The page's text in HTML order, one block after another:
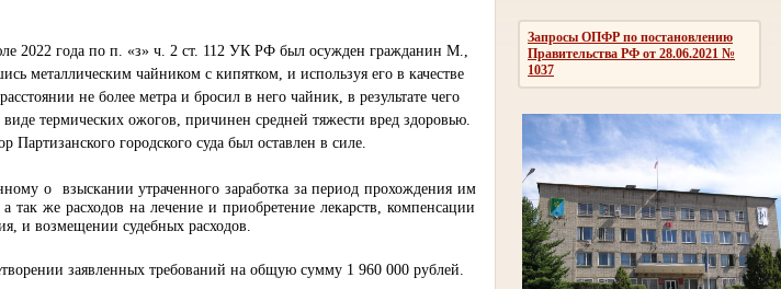
Запросы ОПФР по постановлению
Правительства РФ от 28.06.2021 №
1037
2022 года по п. «з» ч. 2 ст. 112 УК РФ был осужден гражданин М.,
металлическим чайником с кипятком, и используя его в качестве
не более метра и бросил в него чайник, в результате чего
термических ожогов, причинен средней тяжести вред здоровью.
городского суда был оставлен в силе.
о
взыскании утраченного заработка за период прохождения им
так же расходов на лечение и приобретение лекарств, компенсации
и возмещении судебных расходов.
заявленных требований на общую сумму 1 960 000 рублей.